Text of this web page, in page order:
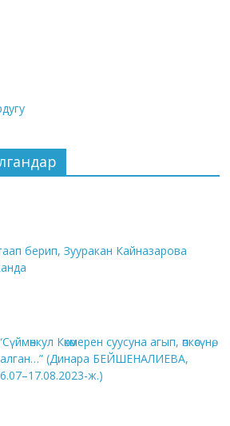
берип, Зууракан Кайназарова
Көкөмерен суусуна агып, өпкөсүнө,
алган…” (Динара БЕЙШЕНАЛИЕВА,
ж.)